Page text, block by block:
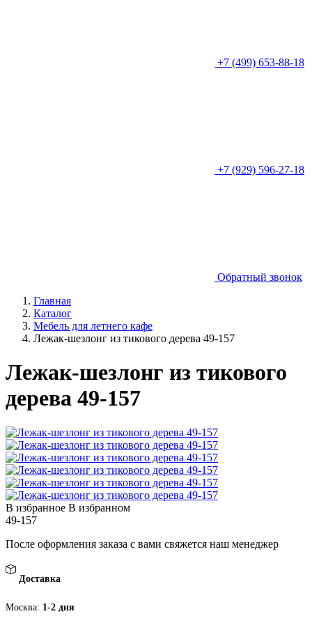
+7 (499) 653-88-18
+7 (929) 596-27-18
Обратный звонок
Главная
Каталог
Мебель для летнего кафе
Лежак-шезлонг из тикового дерева 49-157
Лежак-шезлонг из тикового
дерева 49-157
В избранное В избранном
49-157
После оформления заказа с вами свяжется наш менеджер
Доставка
Москва: 1-2 дня